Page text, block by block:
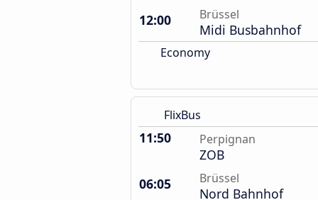
12:00
Brüssel
Midi Busbahnhof
Economy
FlixBus
11:50 Perpignan
ZOB
06:05
Brüssel
Nord Bahnhof